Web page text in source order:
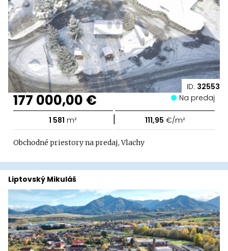
ID: 32553
177 000,00 € Na predaj
1 581 m² | 111,95 €/m²
Obchodné priestory na predaj, Vlachy
Liptovský Mikuláš